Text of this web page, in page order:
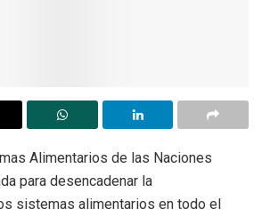
Alimentarios de las Naciones
para desencadenar la
sistemas alimentarios en todo el